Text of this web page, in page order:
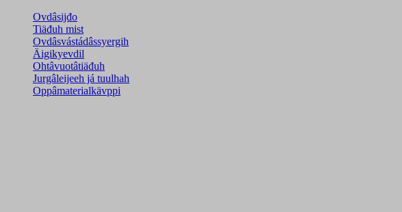
Ovdâsijđo
Tiäđuh mist
Ovdâsvástádâssyergih
Äigikyevdil
Ohtâvuotâtiäđuh
Jurgâleijeeh já tuulhah
Oppâmaterialkävppi